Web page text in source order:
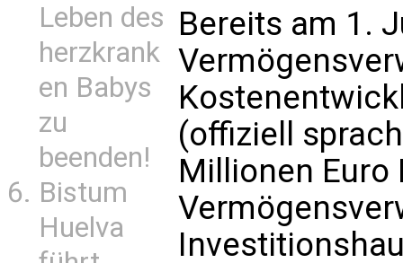
Leben des
herzkrank
en Babys
zu
beenden!
Bistum
Huelva
Bereits am 1.
(offiziell
Millionen Euro